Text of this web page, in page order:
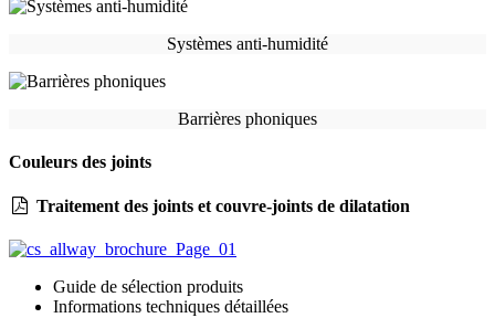
Systèmes anti-humidité
Barrières phoniques
Couleurs des joints
Traitement des joints et couvre-joints de dilatation
Guide de sélection produits
Informations techniques détaillées